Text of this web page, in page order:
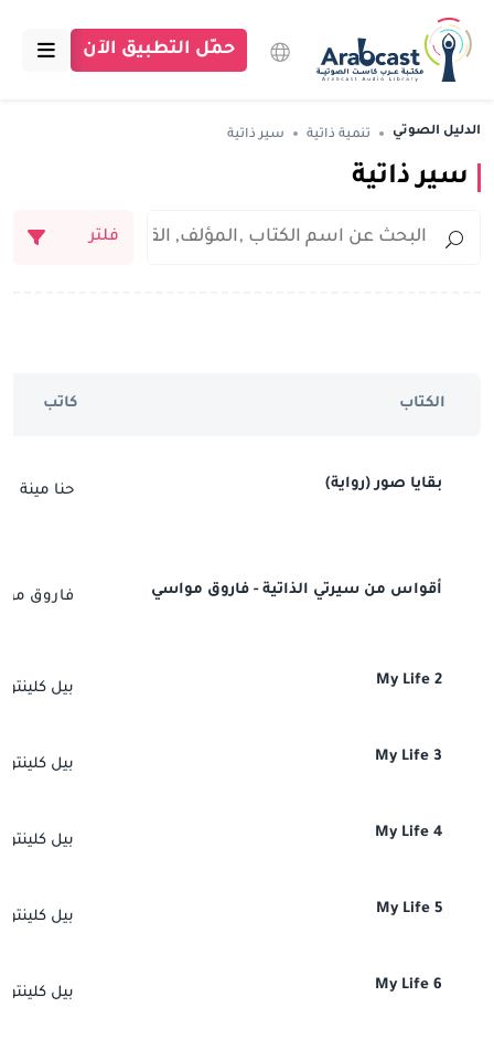
الرئيسية
مكتبة عرب كاست
الاقسام
مستخدم جديد
حمّل التطبيق الآن
الدليل الصوتي تنمية ذاتية سير ذاتية
سير ذاتية
فلتر
الكتاب كاتب
بقايا صور (رواية) حنا مينة
أقواس من سيرتي الذاتية - فاروق مواسي فاروق
My Life 2 بيل
My Life 3 بيل
My Life 4 بيل
My Life 5 بيل
My Life 6 بيل